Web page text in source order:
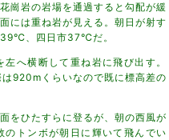
崗岩の岩場を通過すると勾配が緩
には重ね岩が見える。朝日が射す
39℃、四日市37℃だ。
へ横断して重ね岩に飛び出す。
920mくらいなので既に標高差の
をひたすらに登るが、朝の西風が
トンボが朝日に輝いて飛んでい